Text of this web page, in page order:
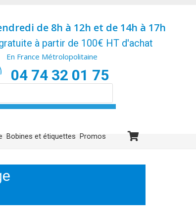
04 74 32 01 75
de 8h à 12h et de 14h à 17h
En France Métrolopolitaine
à partir de 100€ HT d'achat
Bobines et étiquettes Promos